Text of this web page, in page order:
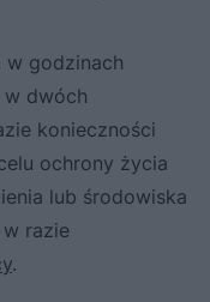
w godzinach
dwóch
konieczności
ochrony życia
lub środowiska
w razie
.